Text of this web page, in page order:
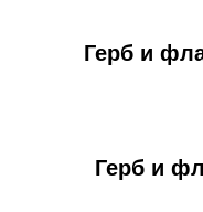
Герб и
Герб и